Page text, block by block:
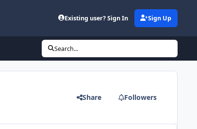
Existing user? Sign In Sign Up
Search...
Share Followers